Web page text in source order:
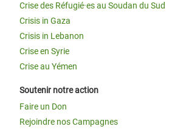
Crise des Réfugié·es au Soudan du Sud
Crisis in Gaza
Crisis in Lebanon
Crise en Syrie
Crise au Yémen
Soutenir notre action
Faire un Don
Rejoindre nos Campagnes